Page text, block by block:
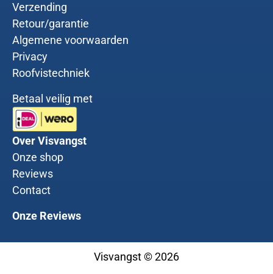
Verzending
Retour/garantie
Algemene voorwaarden
Privacy
Roofvistechniek
Betaal veilig met
Over Visvangst
Onze shop
Reviews
Contact
Onze Reviews
Visvangst © 2026